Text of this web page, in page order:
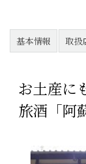
基本情報 取扱
お土産
旅酒「阿